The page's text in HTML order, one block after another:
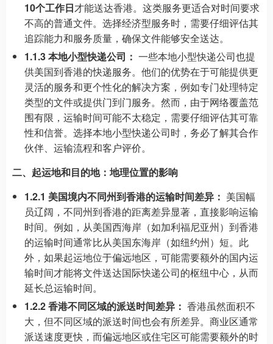
10个工作日才能送达香港。这类服务更适合对时间要求
不高的普通文件。选择经济型服务时，需要仔细评估其
追踪能力和服务质量，确保文件能够安全送达。
1.1.3 本地小型快递公司： 一些本地小型快递公司也提
供美国到香港的快递服务。他们的优势在于可能提供更
灵活的服务和更个性化的解决方案，例如专门处理特定
类型的文件或提供门到门服务。然而，由于网络覆盖范
围有限，运输时间可能不太稳定，需要仔细评估其可靠
性和信誉。选择本地小型快递公司时，务必了解其合作
伙伴、运输流程和客户评价。
二、起运地和目的地：地理位置的影响
1.2.1 美国境内不同州到香港的运输时间差异： 美国幅
员辽阔，不同州到香港的距离差异显著，直接影响运输
时间。例如，从美国西海岸（如加利福尼亚州）到香港
的运输时间通常比从美国东海岸（如纽约州）短。此
外，如果起运地位于偏远地区，可能需要额外的国内运
输时间才能将文件送达国际快递公司的枢纽中心，从而
延长总运输时间。
1.2.2 香港不同区域的派送时间差异： 香港虽然面积不
大，但不同区域的派送时间也会有所差异。商业区通常
派送速度更快，而偏远地区或住宅区可能需要额外的时